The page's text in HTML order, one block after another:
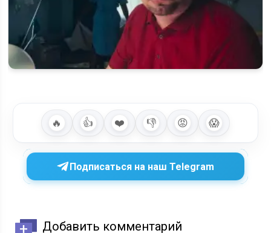
🔥 👍 ❤️ 👎 😡 😱
Подписаться на наш Telegram
Добавить комментарий